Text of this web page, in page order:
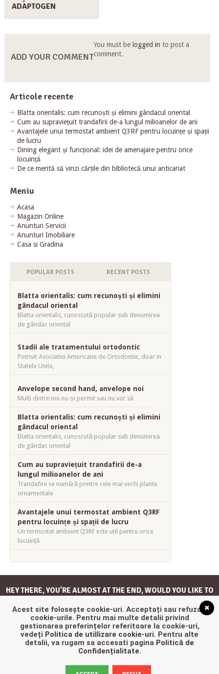
ADAPTOGEN
ADD YOUR COMMENT
You must be logged in to post a
comment.
Articole recente
Blatta orientalis: cum recunoști și elimini gândacul oriental
Cum au supraviețuit trandafirii de-a lungul milioanelor de ani
Avantajele unui termostat ambient Q3RF pentru locuințe și spații
de lucru
Dining elegant și funcțional: idei de amenajare pentru orice
locuință
De ce merită să vinzi cărțile din bibliotecă unui anticariat
Meniu
Acasa
Magazin Online
Anunturi Servicii
Anunturi Imobiliare
Casa si Gradina
POPULAR POSTS RECENT POSTS
Blatta orientalis: cum recunoști și elimini
gândacul oriental
Blatta orientalis, cunoscută popular sub denumirea
de gândac oriental
Stadii ale tratamentului ortodontic
Potrivit Asociatiei Americane de Ortodontie, doar in
Statele Unite,
Anvelope second hand, anvelope noi
Mulți dintre noi nu-și permit sau nu vor să
Blatta orientalis: cum recunoști și elimini
gândacul oriental
Blatta orientalis, cunoscută popular sub denumirea
de gândac oriental
Cum au supraviețuit trandafirii de-a
lungul milioanelor de ani
Trandafirii se numără printre cele mai vechi plante
ornamentale
Avantajele unui termostat ambient Q3RF
pentru locuințe și spații de lucru
Un termostat ambient Q3RF este util pentru orice
locuință
HEY THERE, YOU'RE ALMOST AT THE END, WOULD YOU LIKE TO
Acest site folosește cookie-uri. Acceptați sau refuzați
cookie-urile. Pentru mai multe detalii privind
gestionarea preferințelor referitoare la cookie-uri,
vedeți Politica de utillizare cookie-uri. Pentru alte
detalii, va rugam sa accesati pagina Politică de
Confidențialitate.